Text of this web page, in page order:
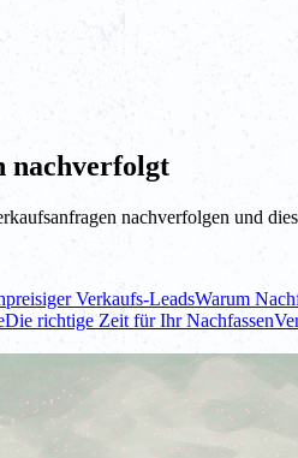
nachverfolgt
nachverfolgen und
Verkaufs-LeadsWarum
Die richtige Zeit für Ihr Nachfassen